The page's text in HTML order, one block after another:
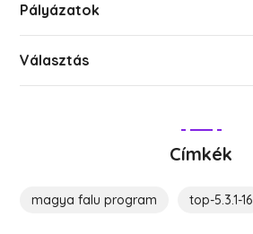
Pályázatok
Választás
Címkék
magya falu program top-5.3.1-16